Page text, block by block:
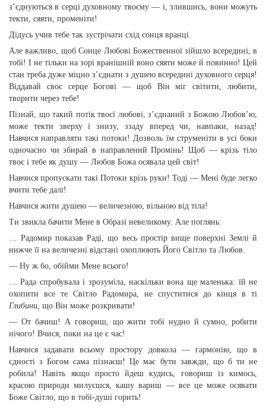
з’єднуються в серці духовному твоєму — і, злившись, вони можуть
текти, сяяти, променіти!
Дідусь учив тебе так зустрічати схід сонця вранці.
Але важливо, щоб Сонце Любові Божественної зійшло всередині, в
тобі! І не тільки на зорі вранішній воно сяяти може й повинно! Цей
стан треба дуже міцно з’єднати з душею всередині духовного серця!
Віддавай своє серце Богові — щоб Він міг світити, любити,
творити через тебе!
Пізнай, що такий потік твоєї любові, з’єднаний з Божою Любов’ю,
може текти зверху і знизу, ззаду вперед чи, навпаки, назад!
Навчися направляти такі потоки! Дозволь їм струменіти в усі боки
одночасно чи збирай в направлений Промінь! Щоб — крізь тіло
твоє і тебе як душу — Любов Божа осявала цей світ!
Навчися пропускати такі Потоки крізь руки! Тоді — Мені буде легко
вчити тебе далі!
Навчися жити душею — величезною, вільною від тіла!
Ти звикла бачити Мене в Образі невеликому. Але поглянь:
… Радомир показав Раді, що весь простір вище поверхні Землі й
нижче її на величезні відстані охоплюють Його Світло та Любов.
— Ну ж бо, обійми Мене всього!
… Рада спробувала і зрозуміла, наскільки вона ще маленька: їй не
охопити все те Світло Радомира, не спуститися до кінця в ті
Глибини, що Він може розкривати!
— От бачиш! А говориш, що жити тобі нудно й сумно, робити
нічого! Вчися, поки на це є час!
Навчися задавати всьому простору довкола — гармонію, що в
єдності з Богом сама пізнаєш! Це має бути завжди, що б ти не
робила! Навіть якщо просто йдеш кудись, говориш із кимось,
красою природи милуєшся, кашу вариш — все це може осявати
Боже Світло, що в тобі-душі горить!